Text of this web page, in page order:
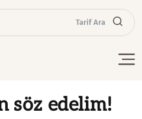
Tarif Ara
söz edelim!